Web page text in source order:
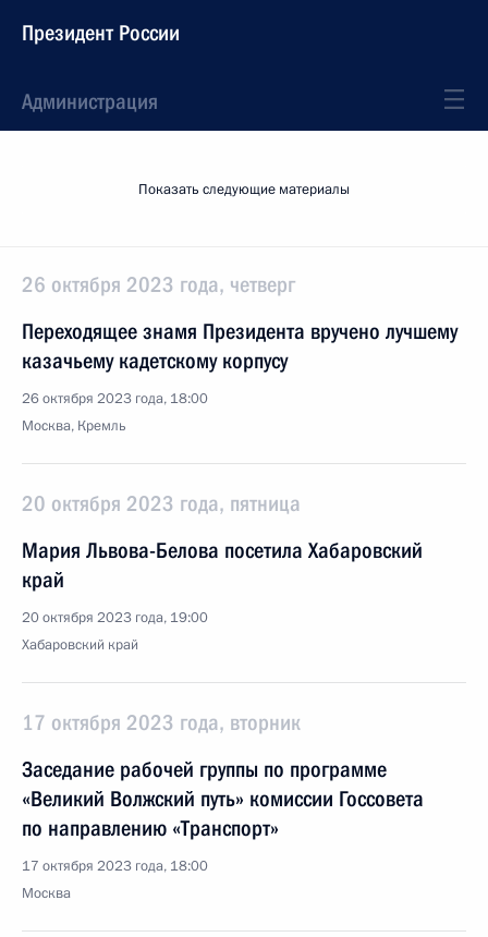
Президент России
Администрация
Показать следующие материалы
26 октября 2023 года, четверг
Переходящее знамя Президента вручено лучшему
казачьему кадетскому корпусу
26 октября 2023 года, 18:00
Москва, Кремль
20 октября 2023 года, пятница
Мария Львова-Белова посетила Хабаровский
край
20 октября 2023 года, 19:00
Хабаровский край
17 октября 2023 года, вторник
Заседание рабочей группы по программе
«Великий Волжский путь» комиссии Госсовета
по направлению «Транспорт»
17 октября 2023 года, 18:00
Москва